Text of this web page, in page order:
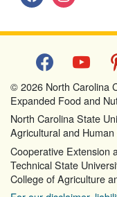
facebookyoutube
© 2026 North Carolina
Expanded Food and
North Carolina State
Agricultural and
Cooperative Extension
Technical State
College of Agriculture